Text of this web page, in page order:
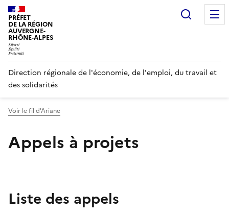
Panneau de gestion des cookies
PRÉFET
DE LA RÉGION
AUVERGNE-
RHÔNE-ALPES
Direction régionale de l'économie, de l'emploi, du travail et
des solidarités
Voir le fil d'Ariane
Appels à projets
Liste des appels